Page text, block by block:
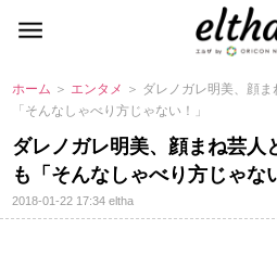
ホーム ＞ エンタメ ＞ ダレノガレ明美、顔
「そんなしゃべり方じゃない！」
ダレノガレ明美、顔まね芸
も「そんなしゃべり方じゃな
2018-01-22 17:34eltha